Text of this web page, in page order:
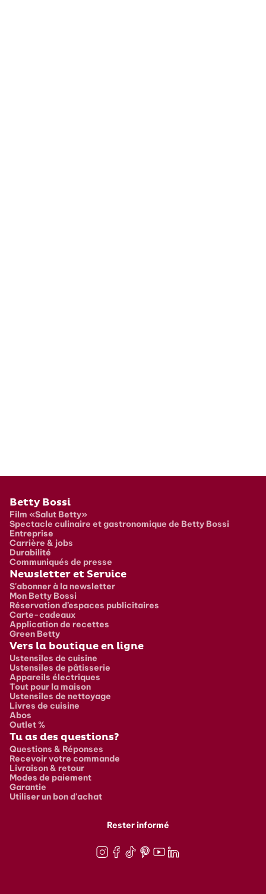
Pied de page
Betty Bossi
Film «Salut Betty»
Spectacle culinaire et gastronomique de Betty Bossi
Entreprise
Carrière & jobs
Durabilité
Communiqués de presse
Newsletter et Service
S'abonner à la newsletter
Mon Betty Bossi
Réservation d’espaces publicitaires
Carte-cadeaux
Application de recettes
Green Betty
Vers la boutique en ligne
Ustensiles de cuisine
Ustensiles de pâtisserie
Appareils électriques
Tout pour la maison
Ustensiles de nettoyage
Livres de cuisine
Abos
Outlet %
Tu as des questions?
Questions & Réponses
Recevoir votre commande
Livraison & retour
Modes de paiement
Garantie
Utiliser un bon d'achat
Rester informé